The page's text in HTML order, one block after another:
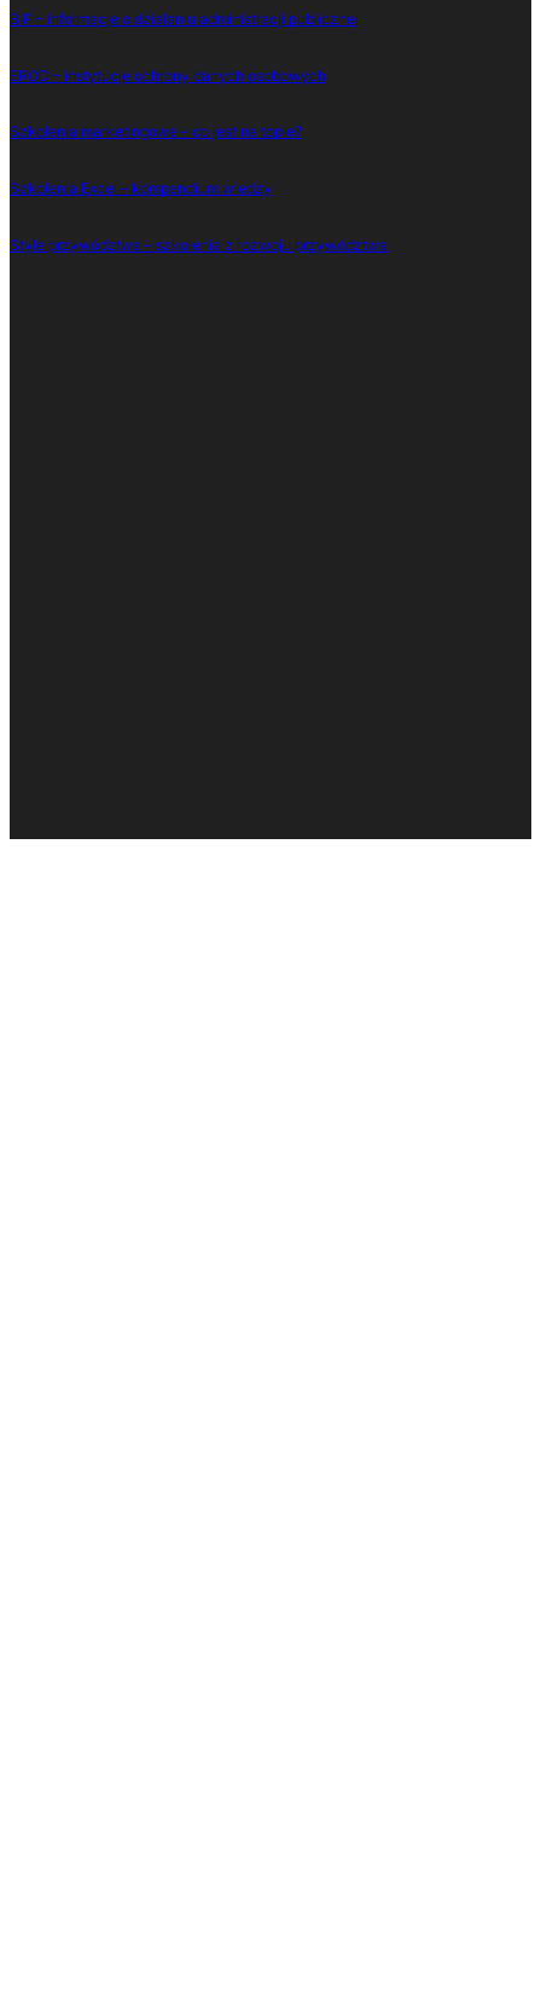
BIP – informacje o działaniu administracji publicznej
EROD – instytucje ochrony danych osobowych
Szkolenia marketingowe – co jest na topie?
Szkolenia Excel – kompendium wiedzy
Style przywództwa – szkolenia z rozwoju przywództwa